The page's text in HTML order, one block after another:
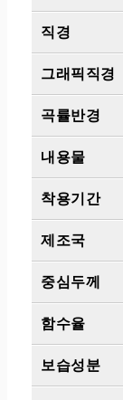
직경
그래픽직경
곡률반경
내용물
착용기간
제조국
중심두께
함수율
보습성분